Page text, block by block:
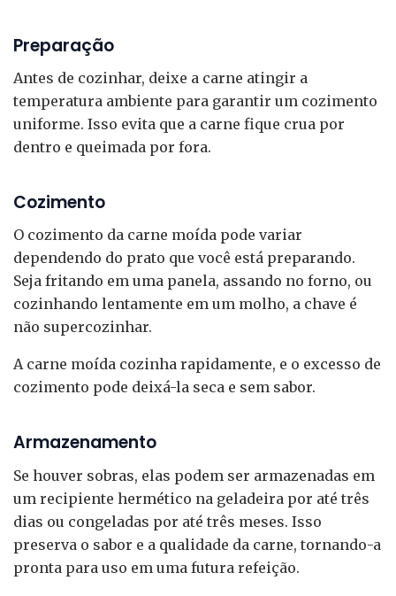
Preparação
Antes de cozinhar, deixe a carne atingir a
temperatura ambiente para garantir um cozimento
uniforme. Isso evita que a carne fique crua por
dentro e queimada por fora.
Cozimento
O cozimento da carne moída pode variar
dependendo do prato que você está preparando.
Seja fritando em uma panela, assando no forno, ou
cozinhando lentamente em um molho, a chave é
não supercozinhar.
A carne moída cozinha rapidamente, e o excesso de
cozimento pode deixá-la seca e sem sabor.
Armazenamento
Se houver sobras, elas podem ser armazenadas em
um recipiente hermético na geladeira por até três
dias ou congeladas por até três meses. Isso
preserva o sabor e a qualidade da carne, tornando-a
pronta para uso em uma futura refeição.